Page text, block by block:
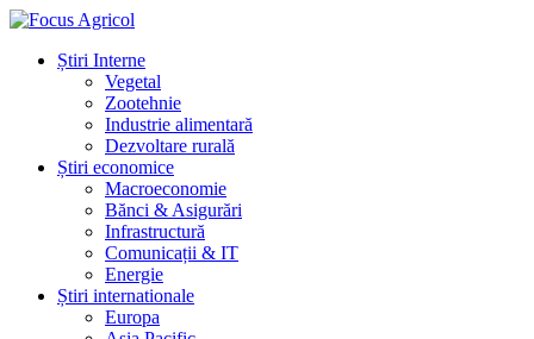
Știri Interne
Vegetal
Zootehnie
Industrie alimentară
Dezvoltare rurală
Știri economice
Macroeconomie
Bănci & Asigurări
Infrastructură
Comunicații & IT
Energie
Știri internationale
Europa